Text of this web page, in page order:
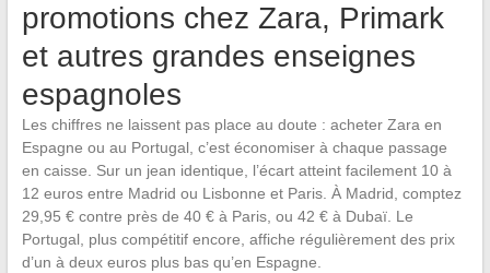
promotions chez Zara, Primark
et autres grandes enseignes
espagnoles
Les chiffres ne laissent pas place au doute : acheter Zara en
Espagne ou au Portugal, c’est économiser à chaque passage
en caisse. Sur un jean identique, l’écart atteint facilement 10 à
12 euros entre Madrid ou Lisbonne et Paris. À Madrid, comptez
29,95 € contre près de 40 € à Paris, ou 42 € à Dubaï. Le
Portugal, plus compétitif encore, affiche régulièrement des prix
d’un à deux euros plus bas qu’en Espagne.